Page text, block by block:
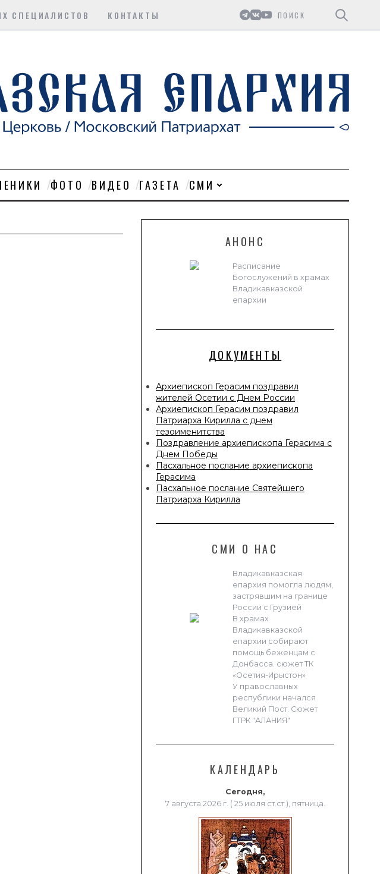
СПЕЦИАЛИСТОВ КОНТАКТЫ
ФОТО ВИДЕО ГАЗЕТА СМИ
АНОНС
Расписание
Богослужений в храмах
Владикавказской
епархии
ДОКУМЕНТЫ
Архиепископ Герасим поздравил
жителей Осетии с Днем России
Архиепископ Герасим поздравил
Патриарха Кирилла с днем
тезоименитства
Поздравление архиепископа Герасима с
Днем Победы
Пасхальное послание архиепископа
Герасима
Пасхальное послание Святейшего
Патриарха Кирилла
СМИ О НАС
Владикавказская
епархия помогла людям,
застрявшим на границе
России с Грузией
В храмах
Владикавказской
епархии собирают
помощь беженцам с
Донбасса. сюжет ТК
«Осетия-Ирыстон»
У православных
республики начался
Великий Пост. Сюжет
ГТРК "АЛАНИЯ"
КАЛЕНДАРЬ
Сегодня,
7 августа 2026 г. ( 25 июля ст.ст.), пятница.